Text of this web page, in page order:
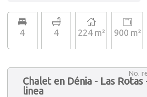
4 4 224 m² 900 m²
No.
Chalet en Dénia - Las
linea